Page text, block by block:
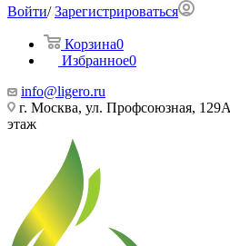
Войти/Зарегистрироваться
Корзина0
Избранное0
info@ligero.ru
г. Москва, ул. Профсоюзная,
этаж